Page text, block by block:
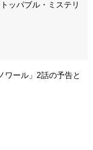
ッパブル・ミステリ
ワール」2話の予告と